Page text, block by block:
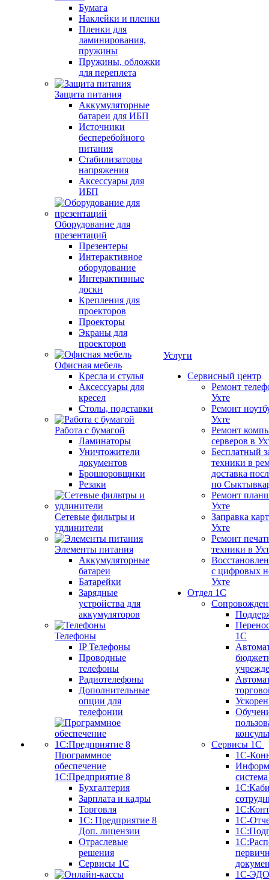
Бумага
Наклейки и пленки
Пленки для
ламинирования,
пружины
Пружины, обложки
для переплета
Защита питания
Аккумуляторные
батареи для ИБП
Источники
бесперебойного
питания
Стабилизаторы
напряжения
Аксессуары для
ИБП
Оборудование для
презентаций
Презентеры
Интерактивное
оборудование
Интерактивные
доски
Крепления для
проекторов
Проекторы
Экраны для
проекторов
Офисная мебель
Кресла и стулья
Аксессуары для
кресел
Столы, подставки
Работа с бумагой
Ламинаторы
Уничтожители
документов
Брошюровщики
Резаки
Сетевые фильтры и
удлинители
Элементы питания
Аккумуляторные
батареи
Батарейки
Зарядные
устройства для
аккумуляторов
Телефоны
IP Телефоны
Проводные
телефоны
Радиотелефоны
Дополнительные
опции для
телефонии
Программное
обеспечение
1С:Предприятие 8
Бухгалтерия
Зарплата и кадры
Торговля
1C: Предприятие 8
Доп. лицензии
Отраслевые
решения
Сервисы 1С
Услуги
Сервисный центр
Ремонт
Ухте
Ремонт
Ухте
Ремонт
серверов в
Бесплатный
техники в
доставка
по
Ремонт
Ухте
Заправка
Ухте
Ремонт
техники в
с цифровых
Ухте
Отдел 1С
1С
Сервисы 1С
1С-
1С-
1С-ЭДО